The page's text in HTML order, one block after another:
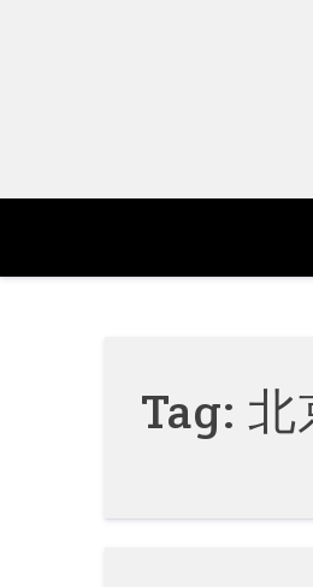
Tag: 北